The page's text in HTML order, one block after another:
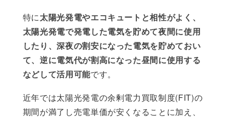
特に太陽光発電やエコキュートと相性がよく、
太陽光発電で発電した電気を貯めて夜間に使用
したり、深夜の割安になった電気を貯めておい
て、逆に電気代が割高になった昼間に使用する
などして活用可能です。
近年では太陽光発電の余剰電力買取制度(FIT)の
期間が満了し売電単価が安くなることに加え、